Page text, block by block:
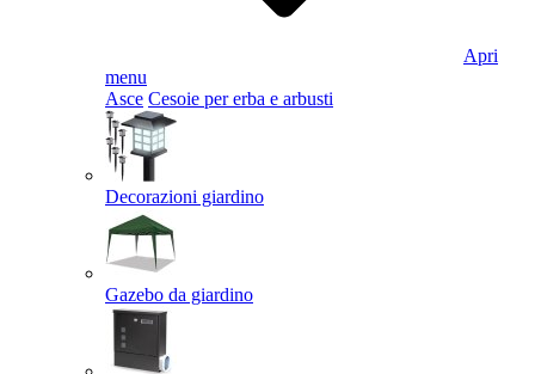
Apri
menu
Asce Cesoie per erba e arbusti
Decorazioni giardino
Gazebo da giardino